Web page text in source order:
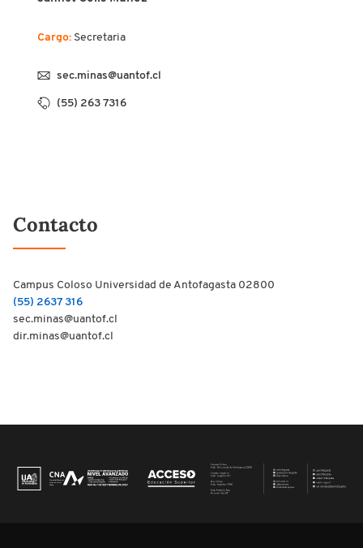
Cargo: Secretaria
sec.minas@uantof.cl
(55) 263 7316
Contacto
Campus Coloso Universidad de Antofagasta 02800
(55) 2637 316
sec.minas@uantof.cl
dir.minas@uantof.cl